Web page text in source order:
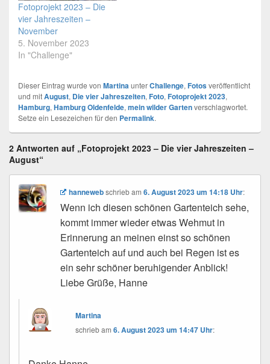
Fotoprojekt 2023 – Die
vier Jahreszeiten –
November
5. November 2023
In "Challenge"
Dieser Eintrag wurde von MartinaunterChallenge, Fotosveröffentlicht
und mitAugust, Die vier Jahreszeiten, Foto, Fotoprojekt 2023,
Hamburg, Hamburg Oldenfelde, mein wilder Gartenverschlagwortet.
Setze ein Lesezeichen für den Permalink.
2 Antworten auf „Fotoprojekt 2023 – Die vier Jahreszeiten –
August“
hannewebschriebam6. August 2023 um 14:18 Uhr:
Wenn ich diesen schönen Gartenteich sehe,
kommt immer wieder etwas Wehmut in
Erinnerung an meinen einst so schönen
Gartenteich auf und auch bei Regen ist es
ein sehr schöner beruhigender Anblick!
Liebe Grüße, Hanne
Martina
schriebam6. August 2023 um 14:47 Uhr: